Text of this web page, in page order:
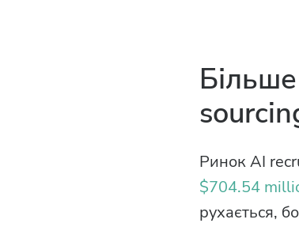
Ринок AI
$704.54
рухається,